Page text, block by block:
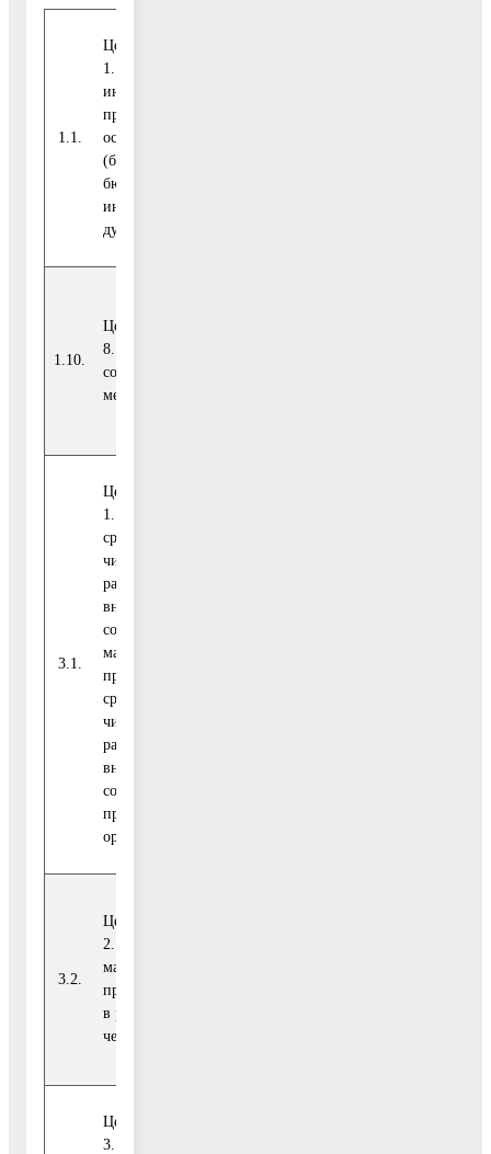
1.1.
Целевой показатель
1. Объем
инвестиций,
привлеченных в
основной капитал
(без учета
бюджетных
инвестиций), на
душу населения
1.10.
Целевой показатель
8. Количество
созданных рабочих
мест
3.1.
Целевой показатель
1. Доля
среднесписочной
численности
работников (без
внешних
совместителей)
малых и средних
предприятий в
среднесписочной
численности
работников (без
внешних
совместителей) всех
предприятий и
организаций
3.2.
Целевой показатель
2. Число субъектов
малого и среднего
предпринимательства
в расчете на 10 тыс.
человек населения
Целевой показатель
3. Малый бизнес